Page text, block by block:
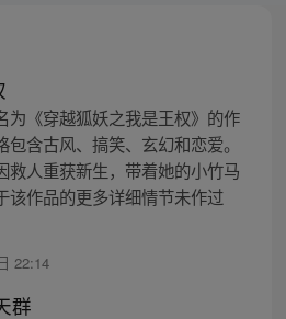
为《穿越狐妖之我是王权》的作
含古风、搞笑、玄幻和恋爱。
救人重获新生，带着她的小竹马
该作品的更多详细情节未作过
22:14
群